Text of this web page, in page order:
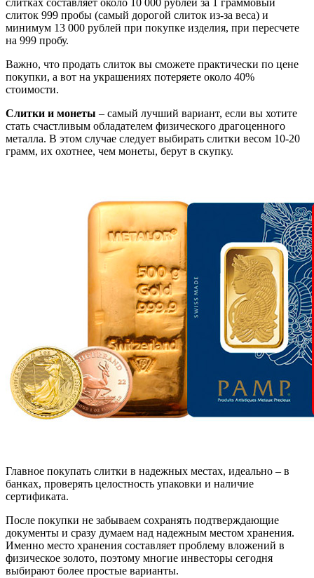
слитках составляет около 10 000 рублей за 1 граммовый
слиток 999 пробы (самый дорогой слиток из-за веса) и
минимум 13 000 рублей при покупке изделия, при пересчете
на 999 пробу.
Важно, что продать слиток вы сможете практически по цене
покупки, а вот на украшениях потеряете около 40%
стоимости.
Слитки и монеты – самый лучший вариант, если вы хотите
стать счастливым обладателем физического драгоценного
металла. В этом случае следует выбирать слитки весом 10-20
грамм, их охотнее, чем монеты, берут в скупку.
Главное покупать слитки в надежных местах, идеально – в
банках, проверять целостность упаковки и наличие
сертификата.
После покупки не забываем сохранять подтверждающие
документы и сразу думаем над надежным местом хранения.
Именно место хранения составляет проблему вложений в
физическое золото, поэтому многие инвесторы сегодня
выбирают более простые варианты.